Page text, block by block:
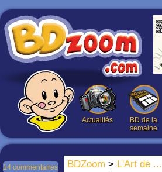
Actualités
BD de la
semaine
BDZoom > L'Art de ...
14 commentaires